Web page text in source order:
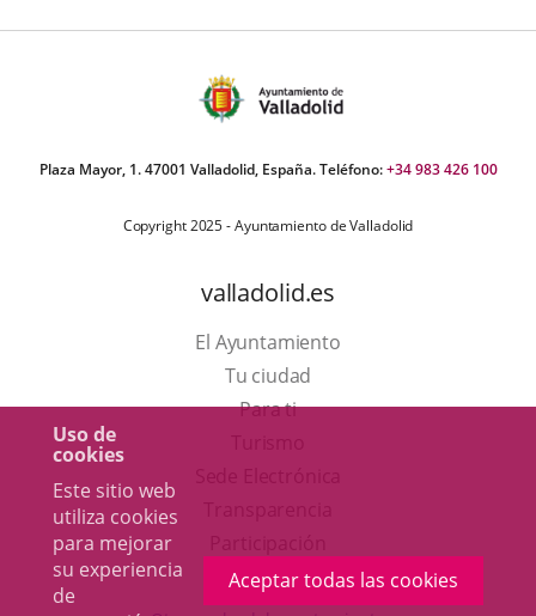
Uso de
cookies
Este sitio web
utiliza cookies
para mejorar
su experiencia
de
Aceptar todas las cookies
Plaza Mayor, 1. 47001 Valladolid, España. Teléfono:+34 983 426 100
Copyright 2025 - Ayuntamiento de Valladolid
valladolid.es
El Ayuntamiento
Tu ciudad
Para ti
en
una
aplicación
externa.